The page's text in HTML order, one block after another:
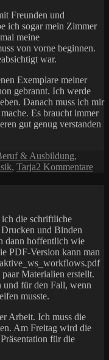
Freunden und
ich sogar mein Zimmer
meine
von vorne beginnen.
war.
Exemplare meiner
gebrannt. Ich werde
Danach muss ich mir
Es braucht immer
gut genug verstanden
& Ausbildung,
, Tarja2 Kommentarezu
die schriftliche
und Binden
dann hoffentlich wie
PDF-Version kann man
Materialien erstellt.
und für den Fall, wenn
musste.
Arbeit. Ich muss die
Am Freitag wird die
für die